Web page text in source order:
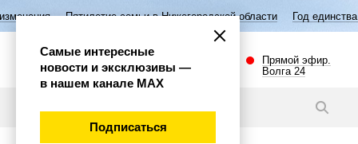
семьи в Нижегородской области Год единства народов
Прямой эфир.
Волга 24
Самые интересные
новости и эксклюзивы —
в нашем канале МАХ
Подписаться